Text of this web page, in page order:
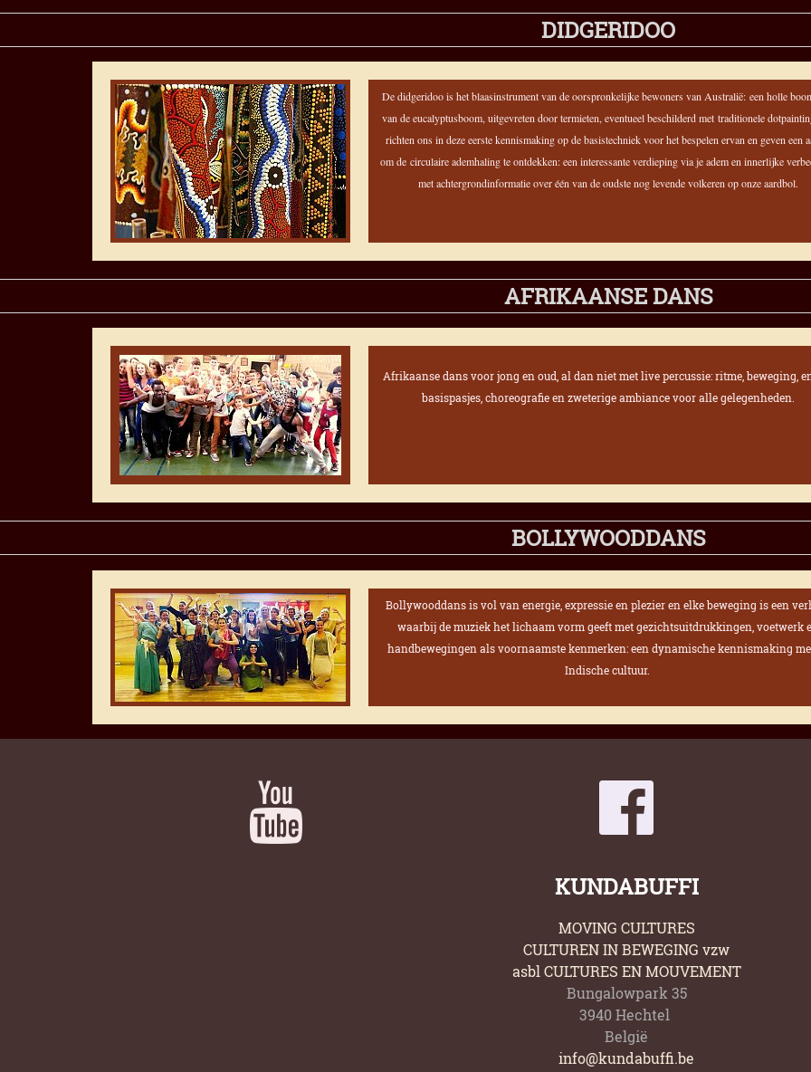
DIDGERIDOO
De didgeridoo is het blaasinstrument van de oorspronkelijke bewoners van Australië: een holle
van de eucalyptusboom, uitgevreten door termieten, eventueel beschilderd met traditionele
richten ons in deze eerste kennismaking op de basistechniek voor het bespelen ervan en geven een
om de circulaire ademhaling te ontdekken: een interessante verdieping via je adem en innerlijke
met achtergrondinformatie over één van de oudste nog levende volkeren op onze aardbol.
AFRIKAANSE DANS
Afrikaanse dans voor jong en oud, al dan niet met live percussie:ritme, beweging,
basispasjes, choreografie en zweterige ambiance voor alle gelegenheden.
BOLLYWOODDANS
Bollywooddans is vol van energie, expressie en plezier en elke beweging is een
waarbij de muziek het lichaam vorm geeft met gezichtsuitdrukkingen, voetwerk
handbewegingen als voornaamste kenmerken:een dynamische kennismaking
Indische cultuur.
KUNDABUFFI
MOVING CULTURES
CULTUREN IN BEWEGING vzw
asbl CULTURES EN MOUVEMENT
Bungalowpark 35
3940 Hechtel
België
info@kundabuffi.be